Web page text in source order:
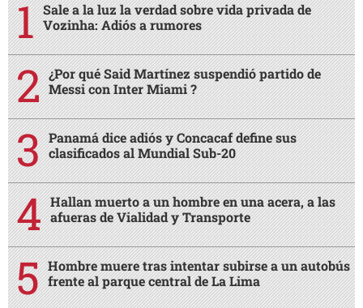
Sale a la luz la verdad sobre vida privada de
Vozinha: Adiós a rumores
¿Por qué Said Martínez suspendió partido de
Messi con Inter Miami ?
Panamá dice adiós y Concacaf define sus
clasificados al Mundial Sub-20
Hallan muerto a un hombre en una acera, a las
afueras de Vialidad y Transporte
Hombre muere tras intentar subirse a un autobús
frente al parque central de La Lima